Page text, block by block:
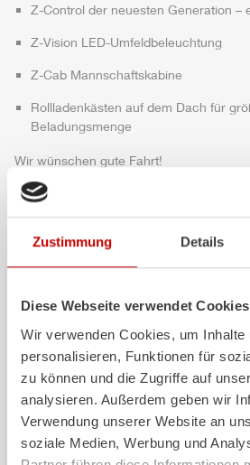
Zustimmung Details
Diese Webseite verwendet Cookies
Wir verwenden Cookies, um Inhalte
personalisieren, Funktionen für
zu können und die Zugriffe auf
analysieren. Außerdem geben wir
Verwendung unserer Website an
soziale Medien, Werbung und
Z-Control der neuesten Generation –
Z-Vision LED-Umfeldbeleuchtung
Z-Cab Mannschaftskabine
Rollladenkästen auf dem Dach für
Beladungsmenge
Wir wünschen gute Fahrt!
Highlights des Fahrzeugs
ALPAS